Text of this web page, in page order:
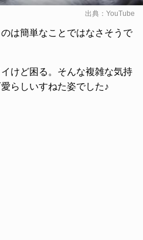
出典： YouTube
は簡単なことではなさそうで
けど困る。そんな複雑な気持
らしいすねた姿でした♪